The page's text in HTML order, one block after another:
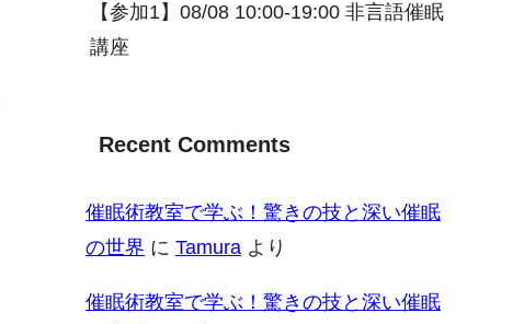
【参加1】08/08 10:00-19:00 非言語催眠
講座
Recent Comments
催眠術教室で学ぶ！驚きの技と深い催眠
の世界 に Tamura より
催眠術教室で学ぶ！驚きの技と深い催眠